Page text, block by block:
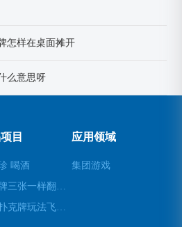
怎样在桌面摊开
么意思呀
目
喝酒
应用领域
集团游戏